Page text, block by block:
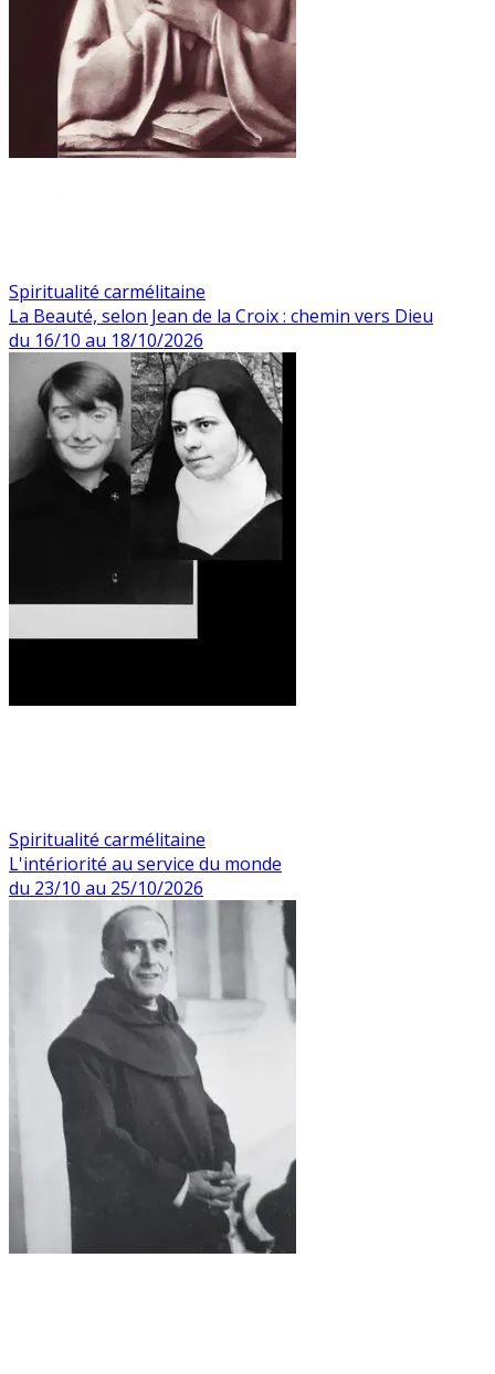
Spiritualité carmélitaine
La Beauté, selon Jean de la Croix : chemin vers Dieu
du 16/10 au 18/10/2026
Spiritualité carmélitaine
L'intériorité au service du monde
du 23/10 au 25/10/2026